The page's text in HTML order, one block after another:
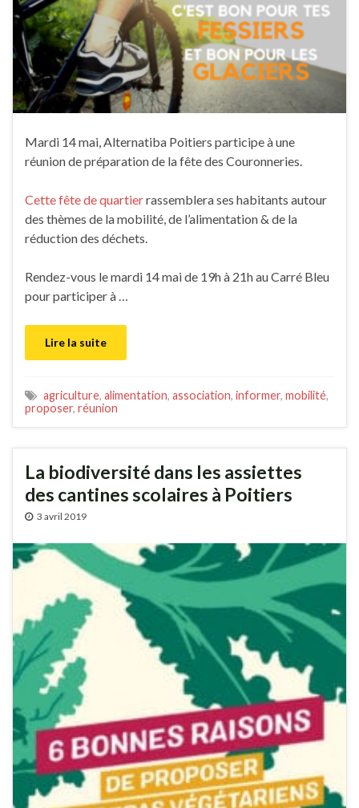
Mardi 14 mai, Alternatiba Poitiers participe à une
réunion de préparation de la fête des Couronneries.
Cette fête de quartierrassemblera ses habitants autour
des thèmes de la mobilité, de l’alimentation & de la
réduction des déchets.
Rendez-vous le mardi 14 mai de 19h à 21h au Carré Bleu
pour participer à …
Lire la suite
agriculture, alimentation, association, informer, mobilité,
proposer, réunion
La biodiversité dans les assiettes
des cantines scolaires à Poitiers
3 avril 2019